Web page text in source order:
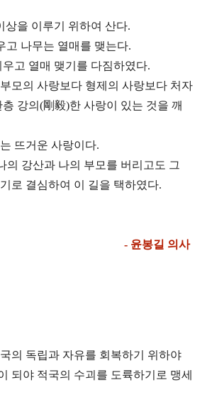
상을 이루기 위하여 산다.
고 나무는 열매를 맺는다.
고 열매 맺기를 다짐하였다.
모의 사랑보다 형제의 사랑보다 처자
강의(剛毅)한 사랑이 있는 것을 깨
뜨거운 사랑이다.
의 강산과 나의 부모를 버리고도 그
로 결심하여 이 길을 택하였다.
- 윤봉길 의사
의 독립과 자유를 회복하기 위하야
되야 적국의 수괴를 도륙하기로 맹세